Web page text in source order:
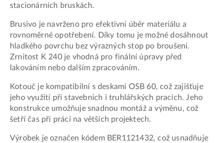
stacionárních bruskách.
Brusivo je navrženo pro efektivní úběr materiálu a
rovnoměrné opotřebení. Díky tomu je možné dosáhnout
hladkého povrchu bez výrazných stop po broušení.
Zrnitost K 240 je vhodná pro finální úpravy před
lakováním nebo dalším zpracováním.
Kotouč je kompatibilní s deskami OSB 60, což zajišťuje
jeho využití při stavebních i truhlářských pracích. Jeho
konstrukce umožňuje snadnou montáž a výměnu, což
šetří čas při práci na větších projektech.
Výrobek je označen kódem BER1121432, což usnadňuje